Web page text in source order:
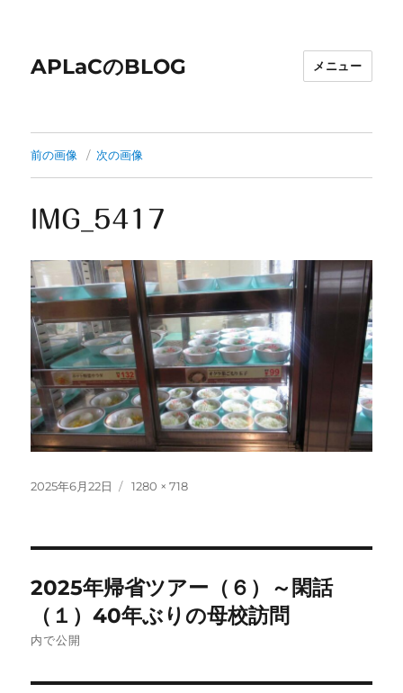
APLaCのBLOG メニュー
前の画像 次の画像
IMG_5417
投
2025年6月22日
フ
1280 × 718
稿
ナ
ビ
2025年帰省ツアー（６）～閑話
（１）40年ぶりの母校訪問
内で公開